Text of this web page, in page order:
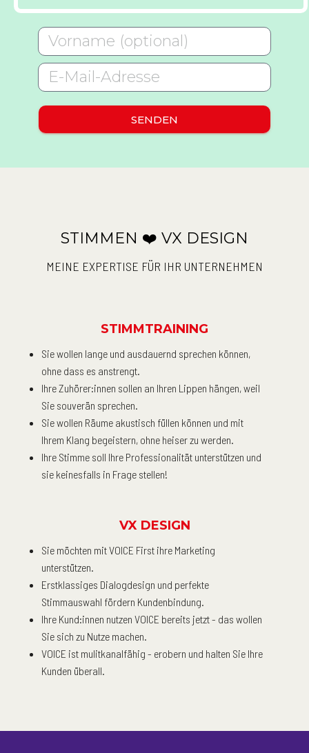
SENDEN
STIMMEN ❤️ VX DESIGN
MEINE EXPERTISE FÜR IHR UNTERNEHMEN
STIMMTRAINING
Sie wollen lange und ausdauernd sprechen können,
ohne dass es anstrengt.
Ihre Zuhörer:innen sollen an Ihren Lippen hängen, weil
Sie souverän sprechen.
Sie wollen Räume akustisch füllen können und mit
Ihrem Klang begeistern, ohne heiser zu werden.
Ihre Stimme soll Ihre Professionalität unterstützen und
sie keinesfalls in Frage stellen!
VX DESIGN
Sie möchten mit VOICE First ihre Marketing
unterstützen.
Erstklassiges Dialogdesign und perfekte
Stimmauswahl fördern Kundenbindung.
Ihre Kund:innen nutzen VOICE bereits jetzt - das wollen
Sie sich zu Nutze machen.
VOICE ist mulitkanalfähig - erobern und halten Sie Ihre
Kunden überall.